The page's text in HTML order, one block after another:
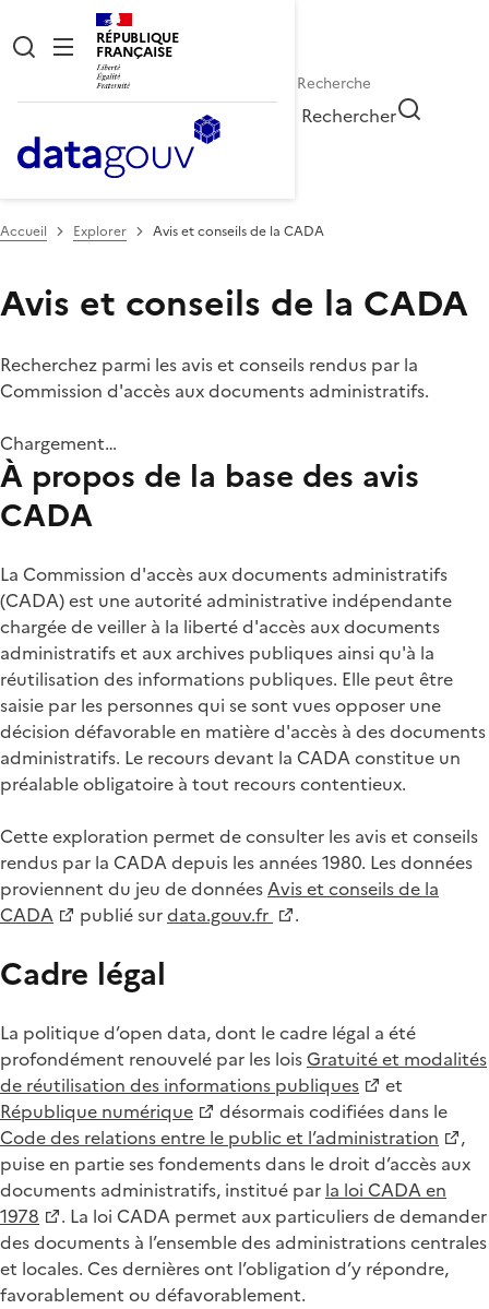
RÉPUBLIQUE
FRANÇAISE
Rechercher
Accueil Explorer Avis et conseils de la CADA
Avis et conseils de la CADA
Recherchez parmi les avis et conseils rendus par la
Commission d'accès aux documents administratifs.
Chargement…
À propos de la base des avis
CADA
La Commission d'accès aux documents administratifs
(CADA) est une autorité administrative indépendante
chargée de veiller à la liberté d'accès aux documents
administratifs et aux archives publiques ainsi qu'à la
réutilisation des informations publiques. Elle peut être
saisie par les personnes qui se sont vues opposer une
décision défavorable en matière d'accès à des documents
administratifs. Le recours devant la CADA constitue un
préalable obligatoire à tout recours contentieux.
Cette exploration permet de consulter les avis et conseils
rendus par la CADA depuis les années 1980. Les données
proviennent du jeu de donnéesAvis et conseils de la
CADA
publié surdata.gouv.fr .
Cadre légal
La politique d’open data, dont le cadre légal a été
profondément renouvelé par les loisGratuité et modalités
de réutilisation des informations publiques
et
République numérique
désormais codifiées dans le
Code des relations entre le public et l’administration
,
puise en partie ses fondements dans le droit d’accès aux
documents administratifs, institué par la loi CADA en
1978
. La loi CADA permet aux particuliers de demander
des documents à l’ensemble des administrations centrales
et locales. Ces dernières ont l’obligation d’y répondre,
favorablement ou défavorablement.